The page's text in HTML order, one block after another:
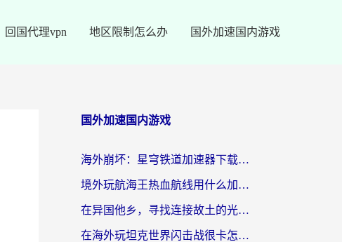
回国代理vpn 地区限制怎么办 国外加速国内游戏
国外加速国内游戏
海外崩坏：星穹铁道加速器下载安装：一份给游子的终极网络指南
境外玩航海王热血航线用什么加速器？2026海外玩家实测最优方案（附欧洲问道堡垒前线加速技巧）
在异国他乡，寻找连接故土的光明大陆免费加速器
在海外玩坦克世界闪击战很卡怎么办？老玩家亲测有效的加速器选择指南